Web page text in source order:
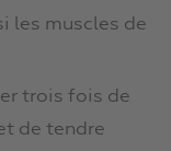
les muscles de
trois fois de
de tendre